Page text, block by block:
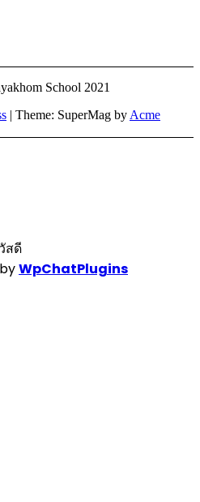
School 2021
| Theme: SuperMag byAcme
สดี
WpChatPlugins